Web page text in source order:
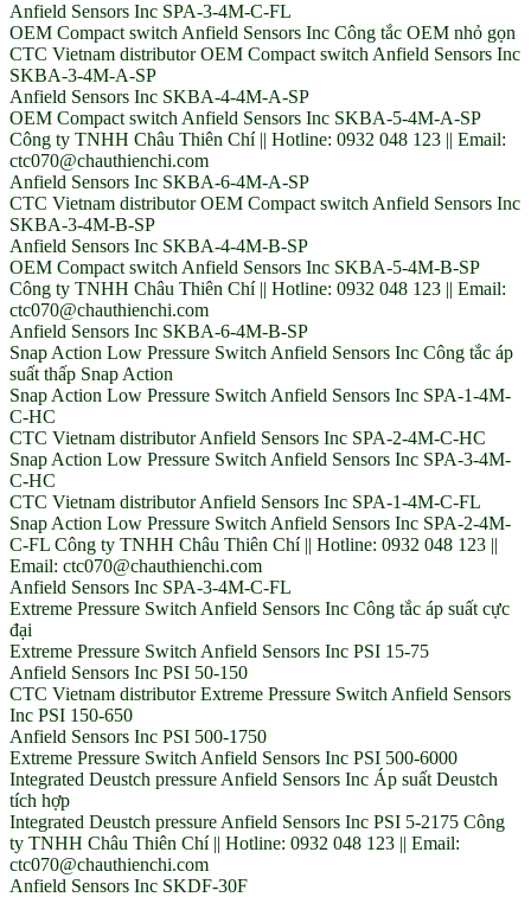
Anfield Sensors Inc SPA-3-4M-C-FL
OEM Compact switch Anfield Sensors Inc Công tắc OEM nhỏ gọn
CTC Vietnam distributor OEM Compact switch Anfield Sensors Inc
SKBA-3-4M-A-SP
Anfield Sensors Inc SKBA-4-4M-A-SP
OEM Compact switch Anfield Sensors Inc SKBA-5-4M-A-SP
Công ty TNHH Châu Thiên Chí || Hotline: 0932 048 123 || Email:
ctc070@chauthienchi.com
Anfield Sensors Inc SKBA-6-4M-A-SP
CTC Vietnam distributor OEM Compact switch Anfield Sensors Inc
SKBA-3-4M-B-SP
Anfield Sensors Inc SKBA-4-4M-B-SP
OEM Compact switch Anfield Sensors Inc SKBA-5-4M-B-SP
Công ty TNHH Châu Thiên Chí || Hotline: 0932 048 123 || Email:
ctc070@chauthienchi.com
Anfield Sensors Inc SKBA-6-4M-B-SP
Snap Action Low Pressure Switch Anfield Sensors Inc Công tắc áp
suất thấp Snap Action
Snap Action Low Pressure Switch Anfield Sensors Inc SPA-1-4M-
C-HC
CTC Vietnam distributor Anfield Sensors Inc SPA-2-4M-C-HC
Snap Action Low Pressure Switch Anfield Sensors Inc SPA-3-4M-
C-HC
CTC Vietnam distributor Anfield Sensors Inc SPA-1-4M-C-FL
Snap Action Low Pressure Switch Anfield Sensors Inc SPA-2-4M-
C-FL Công ty TNHH Châu Thiên Chí || Hotline: 0932 048 123 ||
Email: ctc070@chauthienchi.com
Anfield Sensors Inc SPA-3-4M-C-FL
Extreme Pressure Switch Anfield Sensors Inc Công tắc áp suất cực
đại
Extreme Pressure Switch Anfield Sensors Inc PSI 15-75
Anfield Sensors Inc PSI 50-150
CTC Vietnam distributor Extreme Pressure Switch Anfield Sensors
Inc PSI 150-650
Anfield Sensors Inc PSI 500-1750
Extreme Pressure Switch Anfield Sensors Inc PSI 500-6000
Integrated Deustch pressure Anfield Sensors Inc Áp suất Deustch
tích hợp
Integrated Deustch pressure Anfield Sensors Inc PSI 5-2175 Công
ty TNHH Châu Thiên Chí || Hotline: 0932 048 123 || Email:
ctc070@chauthienchi.com
Anfield Sensors Inc SKDF-30F